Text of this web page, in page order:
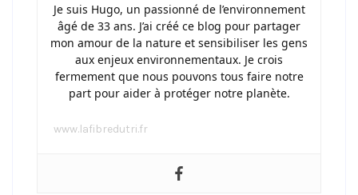
Je suis Hugo, un passionné de l’environnement
âgé de 33 ans. J’ai créé ce blog pour partager
mon amour de la nature et sensibiliser les gens
aux enjeux environnementaux. Je crois
fermement que nous pouvons tous faire notre
part pour aider à protéger notre planète.
www.lafibredutri.fr